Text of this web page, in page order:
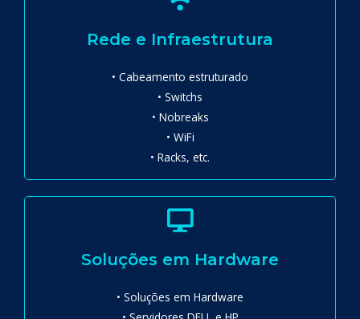
Rede e Infraestrutura
• Cabeamento estruturado
• Switchs
• Nobreaks
• WiFi
• Racks, etc.
Soluções em Hardware
• Soluções em Hardware